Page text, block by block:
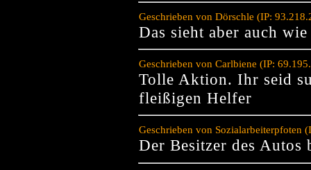
Geschrieben von Dörschle (IP:
Das sieht aber auch
Geschrieben von Carlbiene (IP:
Tolle Aktion. Ihr seid
fleißigen Helfer
Geschrieben von Sozialarbeiterpfoten
Der Besitzer des